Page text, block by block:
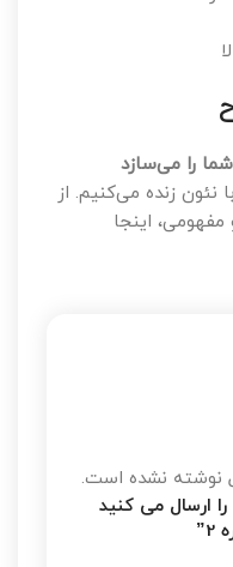
را می‌سازد
نئون زنده می‌کنیم. از
اینجا
نوشته نشده است.
ارسال می کنید